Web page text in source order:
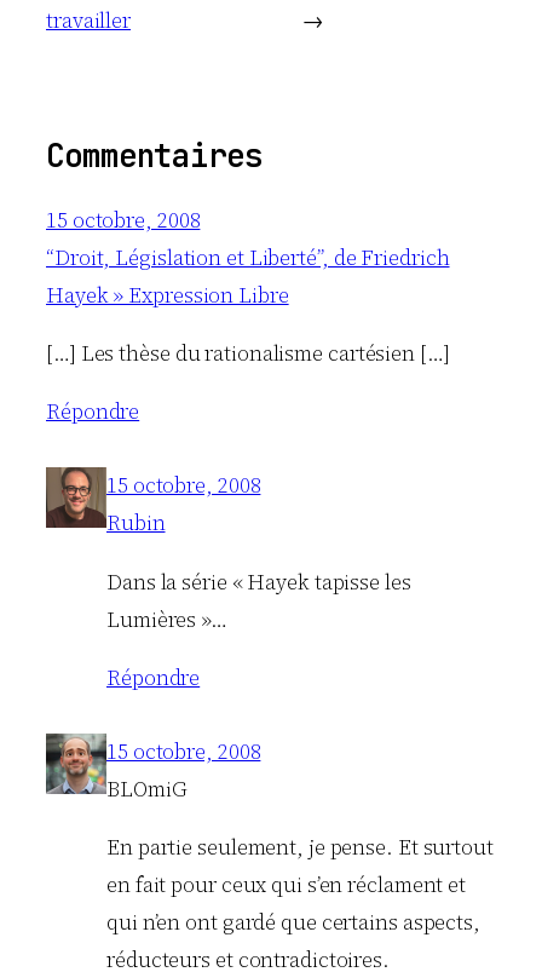
travailler
→
Commentaires
15 octobre, 2008
“Droit, Législation et Liberté”, de Friedrich
Hayek » Expression Libre
[…] Les thèse du rationalisme cartésien […]
Répondre
15 octobre, 2008
Rubin
Dans la série « Hayek tapisse les
Lumières »…
Répondre
15 octobre, 2008
BLOmiG
En partie seulement, je pense. Et surtout
en fait pour ceux qui s’en réclament et
qui n’en ont gardé que certains aspects,
réducteurs et contradictoires.